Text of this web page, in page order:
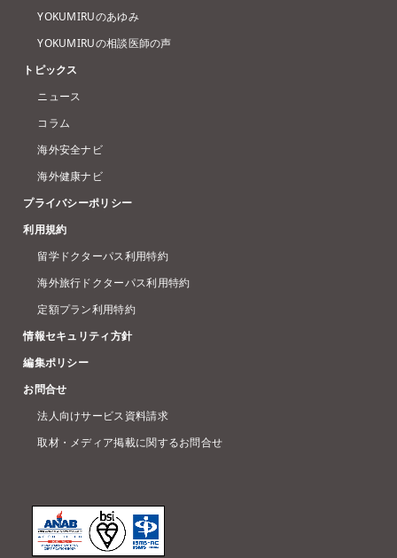
YOKUMIRUのあゆみ
YOKUMIRUの相談医師の声
トピックス
ニュース
コラム
海外安全ナビ
海外健康ナビ
プライバシーポリシー
利用規約
留学ドクターパス利用特約
海外旅行ドクターパス利用特約
定額プラン利用特約
情報セキュリティ方針
編集ポリシー
お問合せ
法人向けサービス資料請求
取材・メディア掲載に関するお問合せ